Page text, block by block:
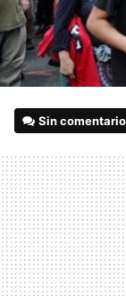
Sin